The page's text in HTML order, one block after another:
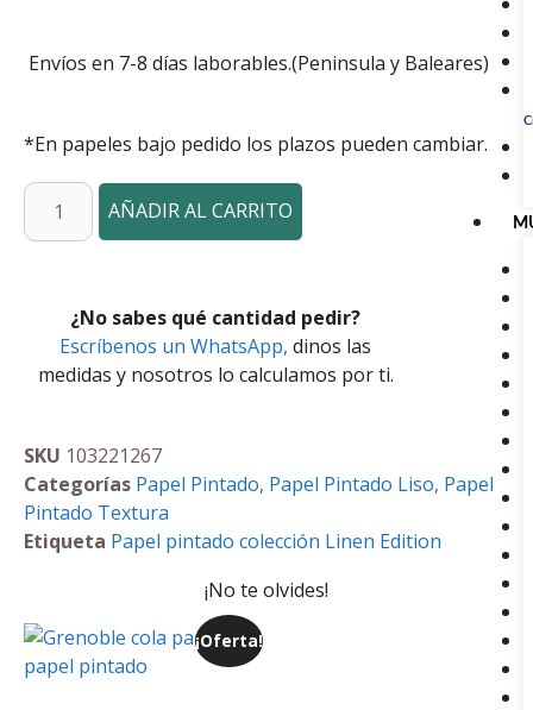
Envíos en 7-8 días laborables.(Peninsula y Baleares)
*En papeles bajo pedido los plazos pueden cambiar.
AÑADIR AL CARRITO
¿No sabes qué cantidad pedir?
Escríbenos un WhatsApp, dinos las
medidas y nosotros lo calculamos por ti.
SKU 103221267
Categorías Papel Pintado, Papel Pintado Liso, Papel
Pintado Textura
Etiqueta Papel pintado colección Linen Edition
¡No te olvides!
¡Oferta!